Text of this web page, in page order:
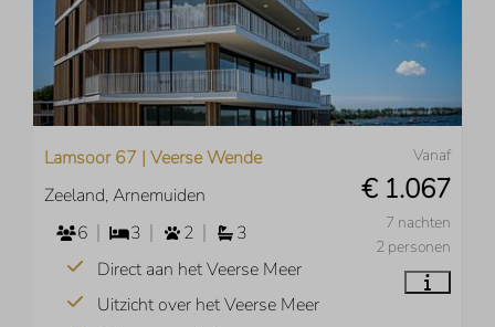
Vanaf
€ 1.067
7 nachten
2 personen
Lamsoor 67 | Veerse Wende
Zeeland, Arnemuiden
6
3 2
3
Direct aan het Veerse Meer
Uitzicht over het Veerse Meer